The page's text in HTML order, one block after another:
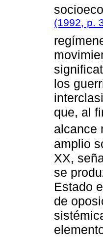
(1992, p.
los
que, al
alcance
amplio
XX,
se
Estado
de